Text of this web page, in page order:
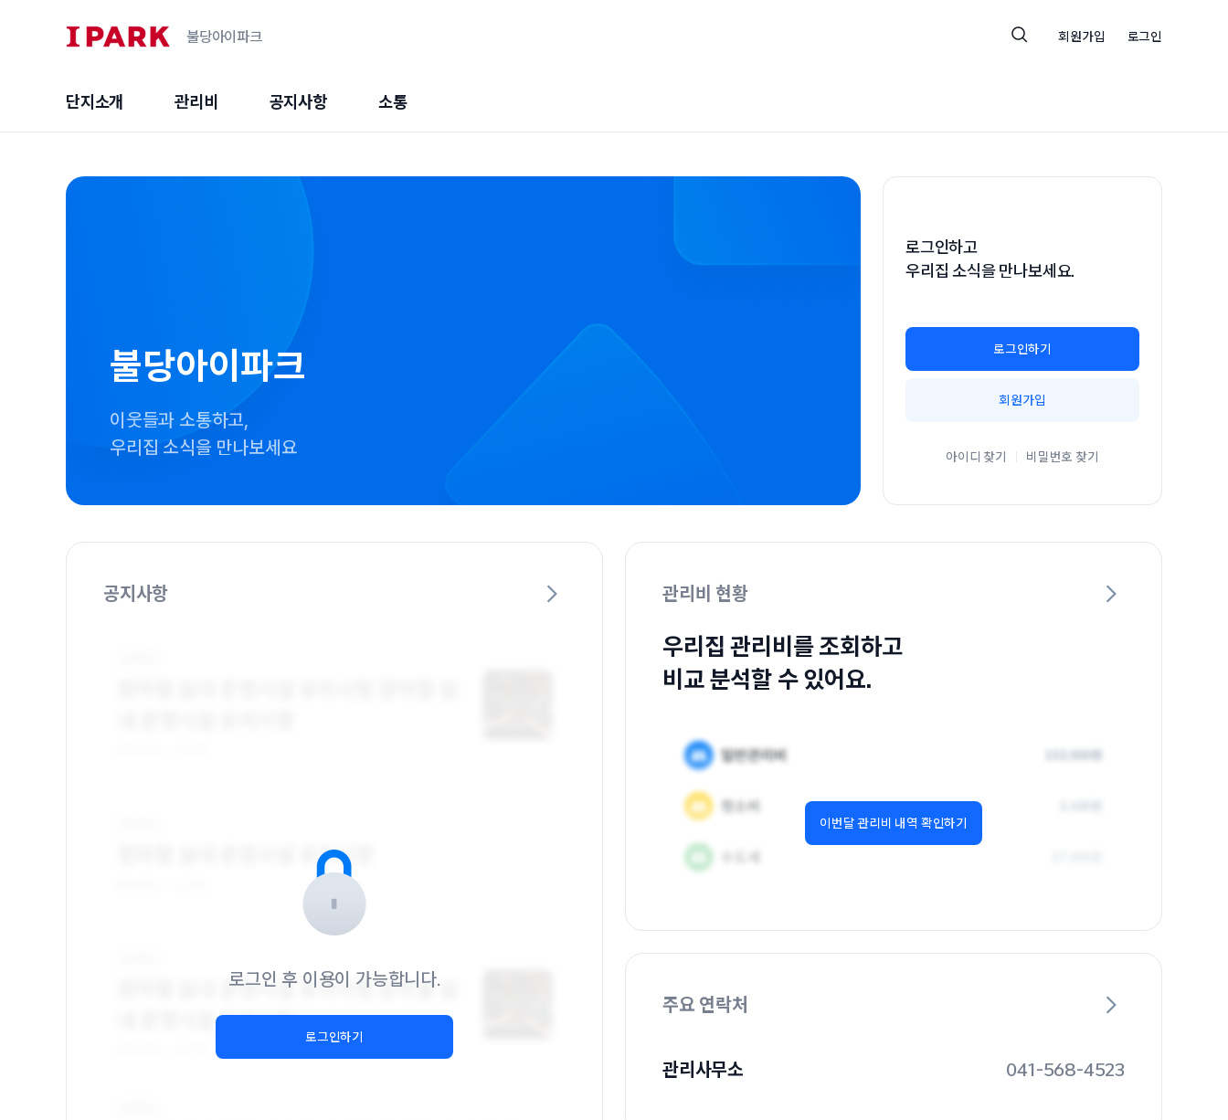
불당아이파크 회원가입 로그인
단지소개 관리비 공지사항 소통
불당아이파크
이웃들과 소통하고,
우리집 소식을 만나보세요
로그인하고
우리집 소식을 만나보세요.
로그인하기
회원가입
아이디 찾기 비밀번호 찾기
공지사항
로그인 후 이용이 가능합니다.
로그인하기
관리비 현황
우리집 관리비를 조회하고
비교 분석할 수 있어요.
이번달 관리비 내역 확인하기
주요 연락처
관리사무소 041-568-4523